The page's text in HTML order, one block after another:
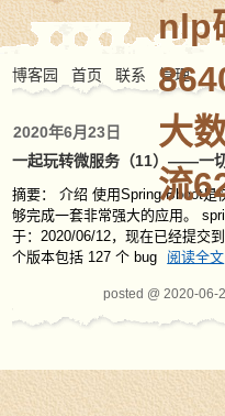
nlp
大
流
博客园 首页 联系 管理
2020年6月23日
一起玩转微服务（11）——一
摘要： 介绍 使用Spring Bboot是
够完成一套非常强大的应用。
于：2020/06/12，现在已经提交
个版本包括 127 个 bug
阅读全文
posted @ 2020-06-